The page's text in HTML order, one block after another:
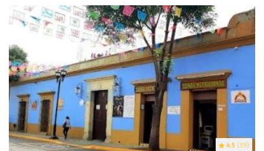
4.5 (39)